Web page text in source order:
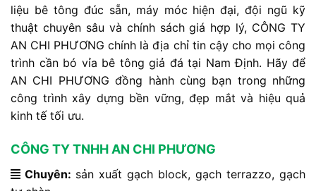
liệu bê tông đúc sẵn, máy móc hiệnđại,đội ngũ kỹ
thuật chuyên sâu và chính sáchgiá hợp lý, CÔNGTY
AN CHI PHƯƠNG chính làđịa chỉ tin cậy cho mọicông
trình cần bó vỉa bê tông giả đá tại NamĐịnh. Hãy để
AN CHI PHƯƠNGđồng hành cùng bạn trong những
công trình xây dựng bền vững, đẹp mắt và hiệu quả
kinh tế tối ưu.
CÔNG TY TNHH AN CHI PHƯƠNG
Chuyên: sản xuất gạch block, gạch terrazzo, gạch